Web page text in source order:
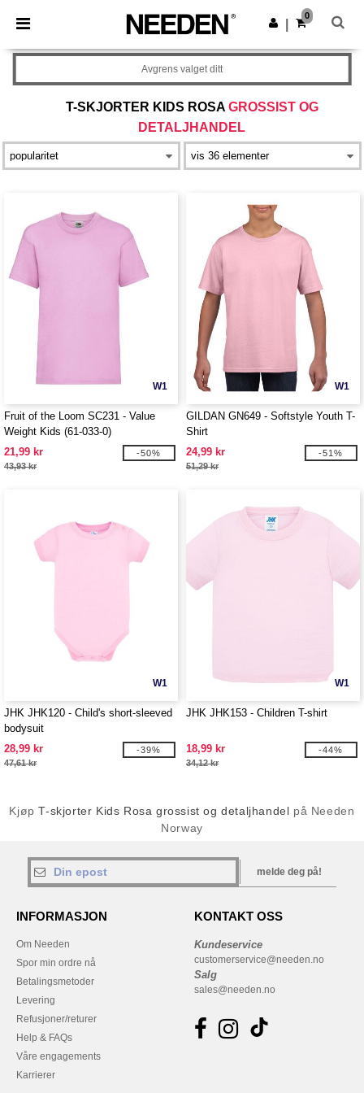
× Needen-app
Bedre priser i appen!
Last ned app
0
T-SKJORTER KIDS ROSA GROSSIST OG
DETALJHANDEL
Avgrens valget ditt
W1
Fruit of the Loom SC231 - Value
Weight Kids (61-033-0)
21,99 kr
43,93 kr
-50%
W1
GILDAN GN649 - Softstyle Youth T-
Shirt
24,99 kr
51,29 kr
-51%
W1
JHK JHK120 - Child's short-sleeved
bodysuit
28,99 kr
47,61 kr
-39%
W1
JHK JHK153 - Children T-shirt
18,99 kr
34,12 kr
-44%
KjøpT-skjorter Kids Rosa grossist og detaljhandel på Needen
Norway
melde deg på!
INFORMASJON
Om Needen
Spor min ordre nå
Betalingsmetoder
Levering
Refusjoner/returer
Help & FAQs
Våre engagements
Karrierer
KONTAKT OSS
Kundeservice
customerservice@needen.no
Salg
sales@needen.no